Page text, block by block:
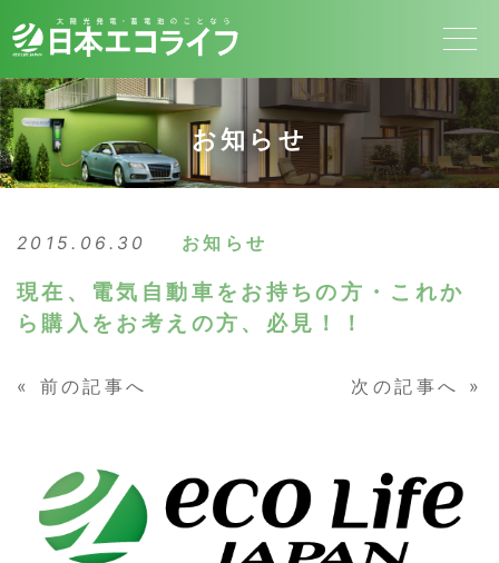
お知らせ
2015.06.30 お知らせ
現在、電気自動車をお持ちの方・これか
ら購入をお考えの方、必見！！
« 前の記事へ 次の記事へ »